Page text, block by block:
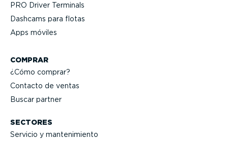
PRO Driver Terminals
Dashcams para flotas
Apps móviles
COMPRAR
¿Cómo comprar?
Contacto de ventas
Buscar partner
SECTORES
Servicio y mante­ni­miento